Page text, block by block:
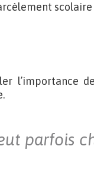
scolaire
l’importance
parfois